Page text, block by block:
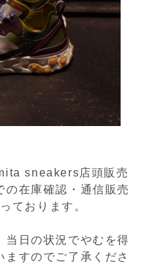
sneakers店頭販売
の在庫確認・通信販売
ております。
当日の状況でやむを得
すのでご了承くださ